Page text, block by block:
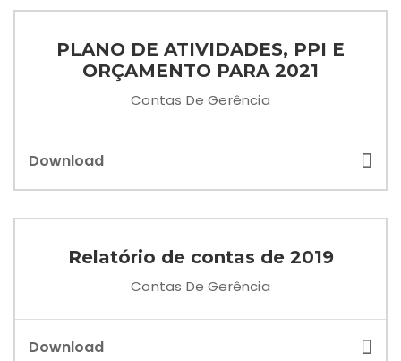
PLANO DE ATIVIDADES, PPI E
ORÇAMENTO PARA 2021
Contas De Gerência
Download
Relatório de contas de 2019
Contas De Gerência
Download